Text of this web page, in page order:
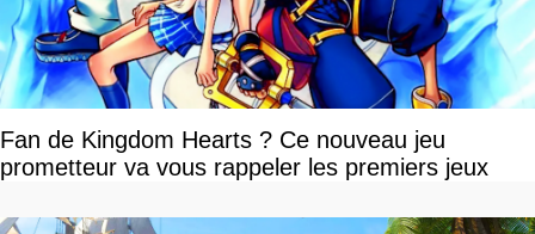
Fan de Kingdom Hearts ? Ce nouveau jeu
prometteur va vous rappeler les premiers jeux